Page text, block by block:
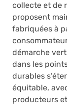
collecte et de
proposent
fabriquées à
démarche
dans les
durables
équitable,
producteurs